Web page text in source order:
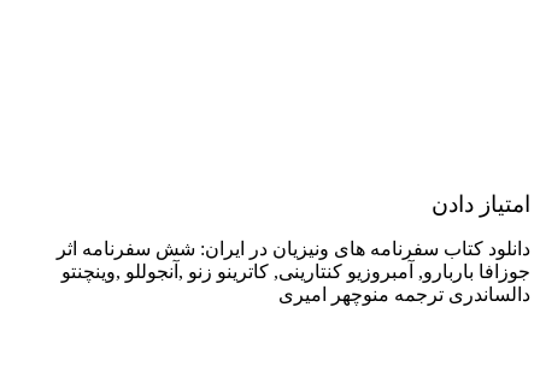
امتیاز دادن
دانلود کتاب سفرنامه های ونیزیان در ایران: ش‍ش‌ س‍ف‍رن‍ام‍ه‌ اثر
جوزافا باربارو, آمبروزیو کنتارینی, کاترینو زنو ,آنجوللو ,وینچنتو
دالساندری ترجمه منوچهر امیری